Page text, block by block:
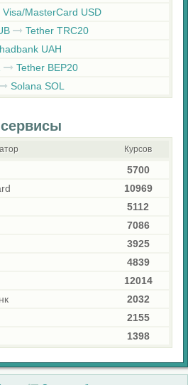
Visa/MasterCard USD
Tether TRC20
UAH
Tether BEP20
Solana SOL
Курсов
5700
10969
5112
7086
3925
4839
12014
2032
2155
1398